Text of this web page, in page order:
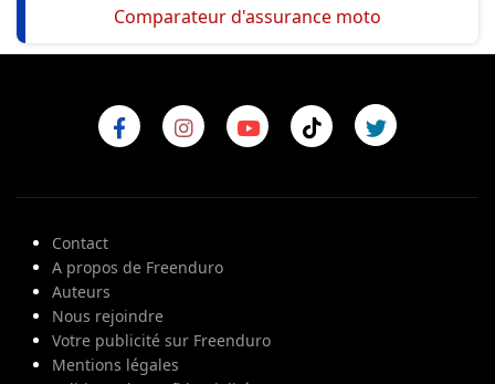
Comparateur d'assurance moto
Contact
A propos de Freenduro
Auteurs
Nous rejoindre
Votre publicité sur Freenduro
Mentions légales